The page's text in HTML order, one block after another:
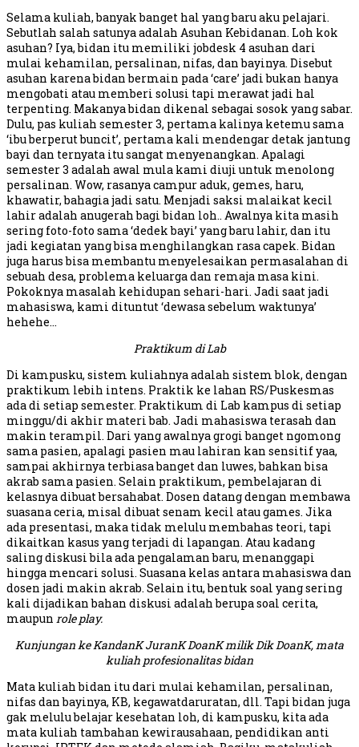
Selama kuliah, banyak banget hal yang baru aku pelajari.
Sebutlah salah satunya adalah Asuhan Kebidanan. Loh kok
asuhan? Iya, bidan itu memiliki jobdesk 4 asuhan dari
mulai kehamilan, persalinan, nifas, dan bayinya. Disebut
asuhan karena bidan bermain pada ‘care’ jadi bukan hanya
mengobati atau memberi solusi tapi merawat jadi hal
terpenting. Makanya bidan dikenal sebagai sosok yang sabar.
Dulu, pas kuliah semester 3, pertama kalinya ketemu sama
‘ibu berperut buncit’, pertama kali mendengar detak jantung
bayi dan ternyata itu sangat menyenangkan. Apalagi
semester 3 adalah awal mula kami diuji untuk menolong
persalinan. Wow, rasanya campur aduk, gemes, haru,
khawatir, bahagia jadi satu. Menjadi saksi malaikat kecil
lahir adalah anugerah bagi bidan loh.. Awalnya kita masih
sering foto-foto sama ‘dedek bayi’ yang baru lahir, dan itu
jadi kegiatan yang bisa menghilangkan rasa capek. Bidan
juga harus bisa membantu menyelesaikan permasalahan di
sebuah desa, problema keluarga dan remaja masa kini.
Pokoknya masalah kehidupan sehari-hari. Jadi saat jadi
mahasiswa, kami dituntut ‘dewasa sebelum waktunya’
hehehe…
Praktikum di Lab
Di kampusku, sistem kuliahnya adalah sistem blok, dengan
praktikum lebih intens. Praktik ke lahan RS/Puskesmas
ada di setiap semester. Praktikum di Lab kampus di setiap
minggu/di akhir materi bab. Jadi mahasiswa terasah dan
makin terampil. Dari yang awalnya grogi banget ngomong
sama pasien, apalagi pasien mau lahiran kan sensitif yaa,
sampai akhirnya terbiasa banget dan luwes, bahkan bisa
akrab sama pasien. Selain praktikum, pembelajaran di
kelasnya dibuat bersahabat. Dosen datang dengan membawa
suasana ceria, misal dibuat senam kecil atau games. Jika
ada presentasi, maka tidak melulu membahas teori, tapi
dikaitkan kasus yang terjadi di lapangan. Atau kadang
saling diskusi bila ada pengalaman baru, menanggapi
hingga mencari solusi. Suasana kelas antara mahasiswa dan
dosen jadi makin akrab. Selain itu, bentuk soal yang sering
kali dijadikan bahan diskusi adalah berupa soal cerita,
maupun role play.
Kunjungan ke KandanK JuranK DoanK milik Dik DoanK, mata
kuliah profesionalitas bidan
Mata kuliah bidan itu dari mulai kehamilan, persalinan,
nifas dan bayinya, KB, kegawatdaruratan, dll. Tapi bidan juga
gak melulu belajar kesehatan loh, di kampusku, kita ada
mata kuliah tambahan kewirausahaan, pendidikan anti